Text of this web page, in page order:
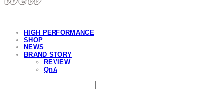
HIGH PERFORMANCE
SHOP
NEWS
BRAND STORY
REVIEW
QnA